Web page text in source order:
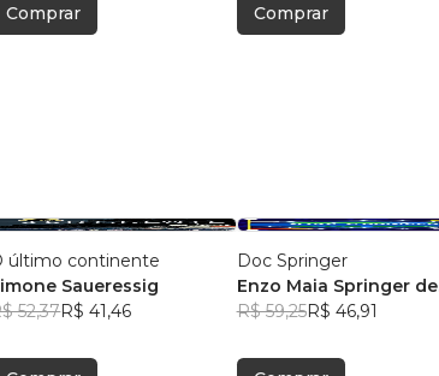
Comprar
Comprar
último continente
Saueressig
52,37R$ 41,46
Doc Springer
Enzo Maia Springer de
Menezes
R$ 59,25R$ 46,91